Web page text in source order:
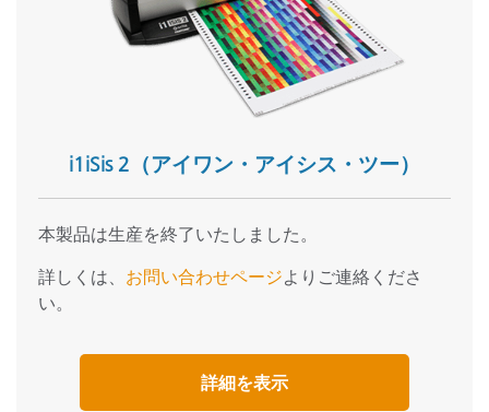
i1iSis 2（アイワン・アイシス・ツー）
本製品は生産を終了いたしました。
詳しくは、 お問い合わせページよりご連絡くださ
い。
詳細を表示